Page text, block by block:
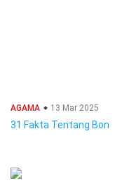
AGAMA 13 Mar 2025
31 Fakta Tentang Bon